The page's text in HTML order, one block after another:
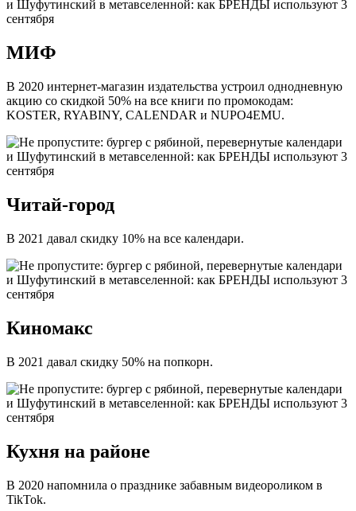
МИФ
В 2020 интернет-магазин издательства устроил однодневную
акцию со скидкой 50% на все книги по промокодам:
KOSTER, RYABINY, CALENDAR и NUPO4EMU.
Читай-город
В 2021 давал скидку 10% на все календари.
Киномакс
В 2021 давал скидку 50% на попкорн.
Кухня на районе
В 2020 напомнила о празднике забавным видеороликом в
TikTok.